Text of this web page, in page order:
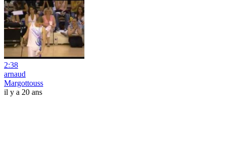
2:38
arnaud
Margottouss
il y a 20 ans